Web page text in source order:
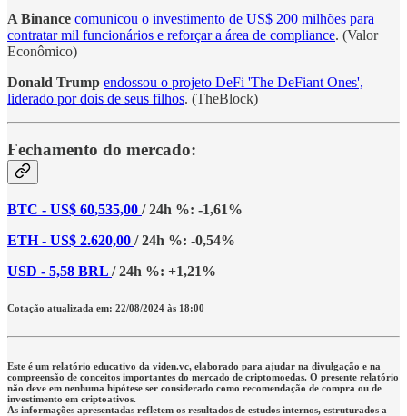
A Binance comunicou o investimento de US$ 200 milhões para
contratar mil funcionários e reforçar a área de compliance. (Valor
Econômico)
Donald Trump endossou o projeto DeFi 'The DeFiant Ones',
liderado por dois de seus filhos. (TheBlock)
Fechamento do mercado:
BTC - US$ 60,535,00 / 24h %: -1,61%
ETH - US$ 2.620,00 / 24h %: -0,54%
USD - 5,58 BRL / 24h %: +1,21%
Cotação atualizada em: 22/08/2024 às 18:00
Este é um relatório educativo da viden.vc, elaborado para ajudar na divulgação e na
compreensão de conceitos importantes do mercado de criptomoedas. O presente relatório
não deve em nenhuma hipótese ser considerado como recomendação de compra ou de
investimento em criptoativos.
As informações apresentadas refletem os resultados de estudos internos, estruturados a